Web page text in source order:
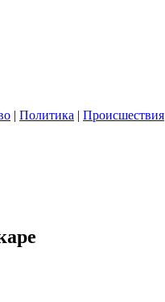
| Политика | Происшествия